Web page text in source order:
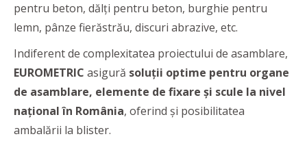
pentru beton, dălți pentru beton, burghie pentru
lemn, pânze fierăstrău, discuri abrazive, etc.
Indiferent de complexitatea proiectului de asamblare,
EUROMETRIC asigură soluţii optime pentru organe
de asamblare, elemente de fixare şi scule la nivel
naţional în România, oferind şi posibilitatea
ambalării la blister.